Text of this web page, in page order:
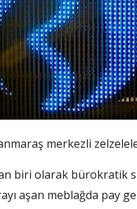
merkezli
biri olarak bürokratik
aşan meblağda pay